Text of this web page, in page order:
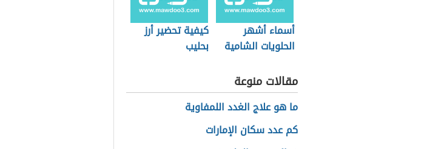
أسماء أشهر
الحلويات الشامية
كيفية تحضير أرز
بحليب
مقالات منوعة
ما هو علاج الغدد اللمفاوية
كم عدد سكان الإمارات